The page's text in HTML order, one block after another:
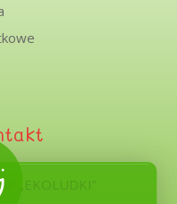
„EKOLUDKI”